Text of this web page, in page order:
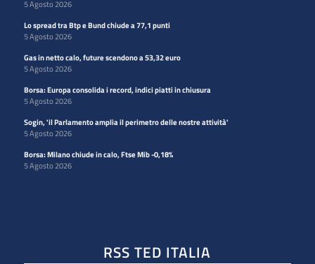
5 Agosto 2026
Lo spread tra Btp e Bund chiude a 77,1 punti
5 Agosto 2026
Gas in netto calo, future scendono a 53,32 euro
5 Agosto 2026
Borsa: Europa consolida i record, indici piatti in chiusura
5 Agosto 2026
Sogin, 'il Parlamento amplia il perimetro delle nostre attività'
5 Agosto 2026
Borsa: Milano chiude in calo, Ftse Mib -0,18%
5 Agosto 2026
RSS TED ITALIA